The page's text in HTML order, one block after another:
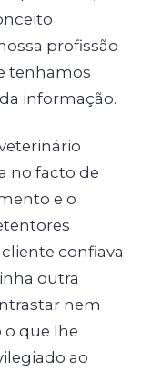
profissão
tenhamos
informação.
no facto de
e o
confiava
outra
nem
que lhe
ao